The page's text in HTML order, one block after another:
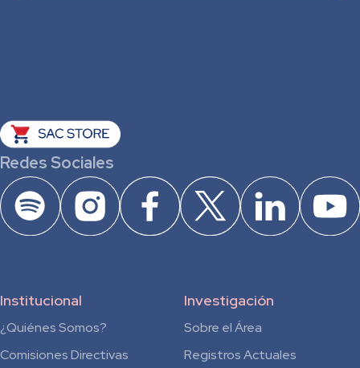
Redes Sociales
Institucional
¿Quiénes Somos?
Comisiones Directivas
Investigación
Sobre el Área
Registros Actuales